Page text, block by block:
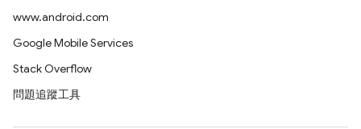
www.android.com
Google Mobile Services
Stack Overflow
問題追蹤工具